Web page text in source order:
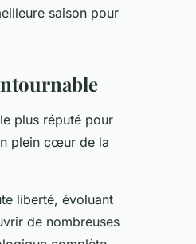
saison pour
plus réputé pour
plein cœur de la
liberté, évoluant
de nombreuses